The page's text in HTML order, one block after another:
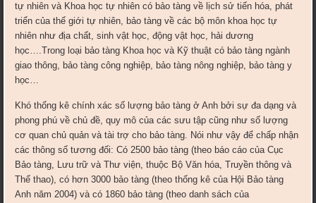
tự nhiên và Khoa học tự nhiên có bảo tàng về lịch sử tiến hóa, phát
triển của thế giới tự nhiên, bảo tàng về các bộ môn khoa học tự
nhiên như địa chất, sinh vật học, động vật học, hải dương
học….Trong loại bảo tàng Khoa học và Kỹ thuật có bảo tàng ngành
giao thông, bảo tàng công nghiệp, bảo tàng nông nghiệp, bảo tàng y
học…
Khó thống kê chính xác số lượng bảo tàng ở Anh bởi sự đa dạng và
phong phú về chủ đề, quy mô của các sưu tập cũng như số lượng
cơ quan chủ quản và tài trợ cho bảo tàng. Nói như vậy để chấp nhận
các thông số tương đối: Có 2500 bảo tàng (theo báo cáo của Cục
Bảo tàng, Lưu trữ và Thư viện, thuộc Bộ Văn hóa, Truyền thông và
Thể thao), có hơn 3000 bảo tàng (theo thống kê của Hội Bảo tàng
Anh năm 2004) và có 1860 bảo tàng (theo danh sách của